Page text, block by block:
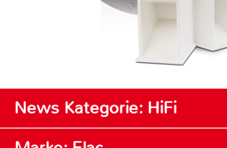
News Kategorie: HiFi